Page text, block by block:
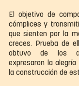
El objetivo de
cómplices y
que sienten por la
creces. Prueba de
obtuvo de los
expresaron la
la construcción de